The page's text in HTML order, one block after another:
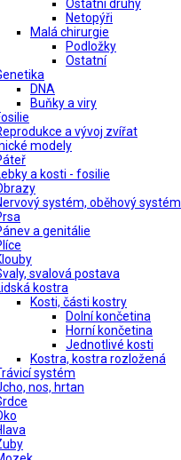
Ostatní druhy
Netopýři
Malá chirurgie
Podložky
Ostatní
DNA
Buňky a viry
a vývoj zvířat
modely
a kosti - fosilie
systém, oběhový systém
a genitálie
svalová postava
kostra
Kosti, části kostry
Dolní končetina
Horní končetina
Jednotlivé kosti
Kostra, kostra rozložená
systém
nos, hrtan